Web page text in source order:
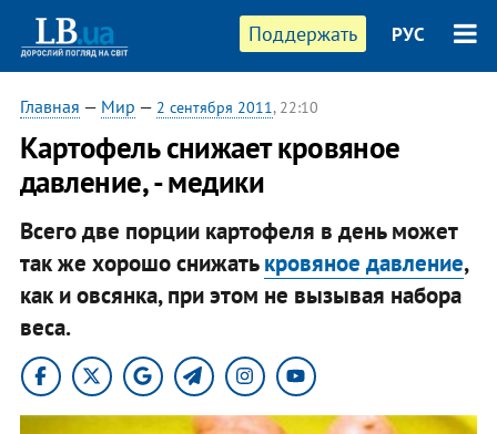
Поддержать РУС
Главная — Мир — 2 сентября 2011, 22:10
Картофель снижает кровяное
давление, - медики
Всего две порции картофеля в день может
так же хорошо снижатькровяное давление,
как и овсянка, при этом не вызывая набора
веса.